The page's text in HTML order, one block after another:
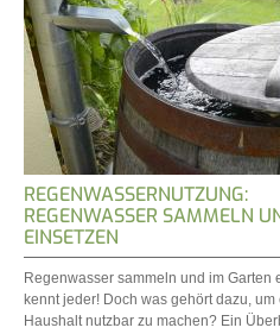
REGENWASSERNUTZUNG:
REGENWASSER SAMMELN
EINSETZEN
Regenwasser sammeln und im Garten
kennt jeder! Doch was gehört dazu, um
Haushalt nutzbar zu machen? Ein